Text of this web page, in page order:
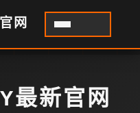
网
最新官网